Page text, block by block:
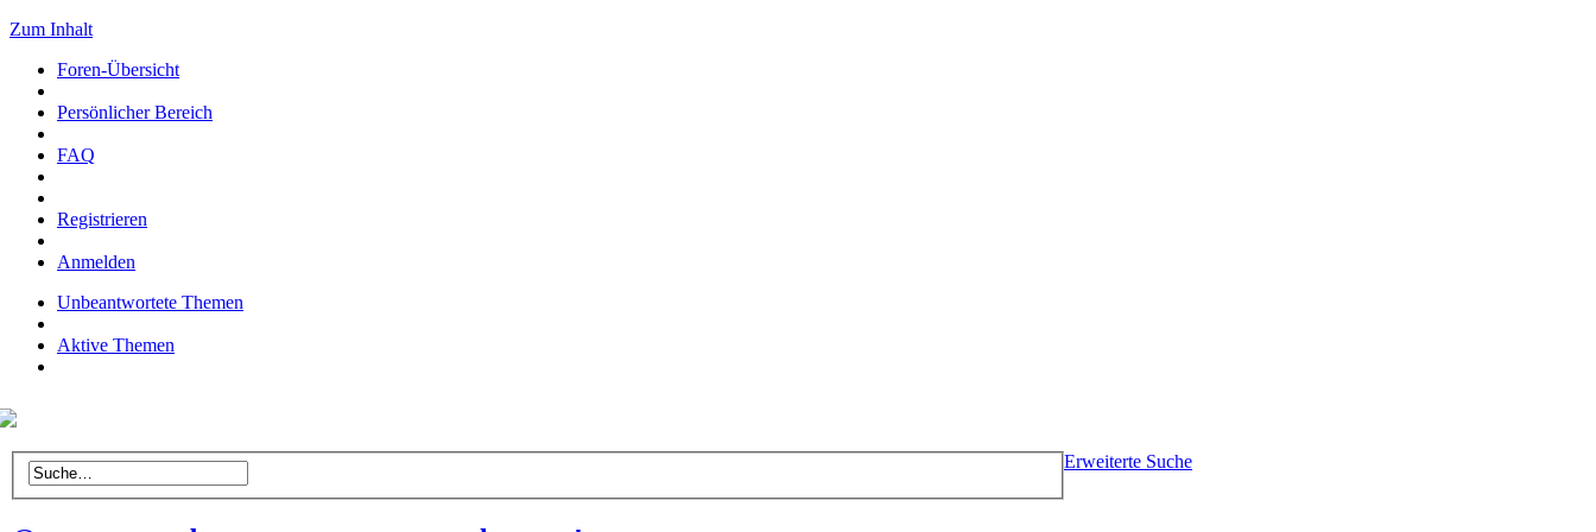
Zum Inhalt
Foren-Übersicht
Persönlicher Bereich
FAQ
Registrieren
Anmelden
Unbeantwortete Themen
Aktive Themen
Erweiterte Suche